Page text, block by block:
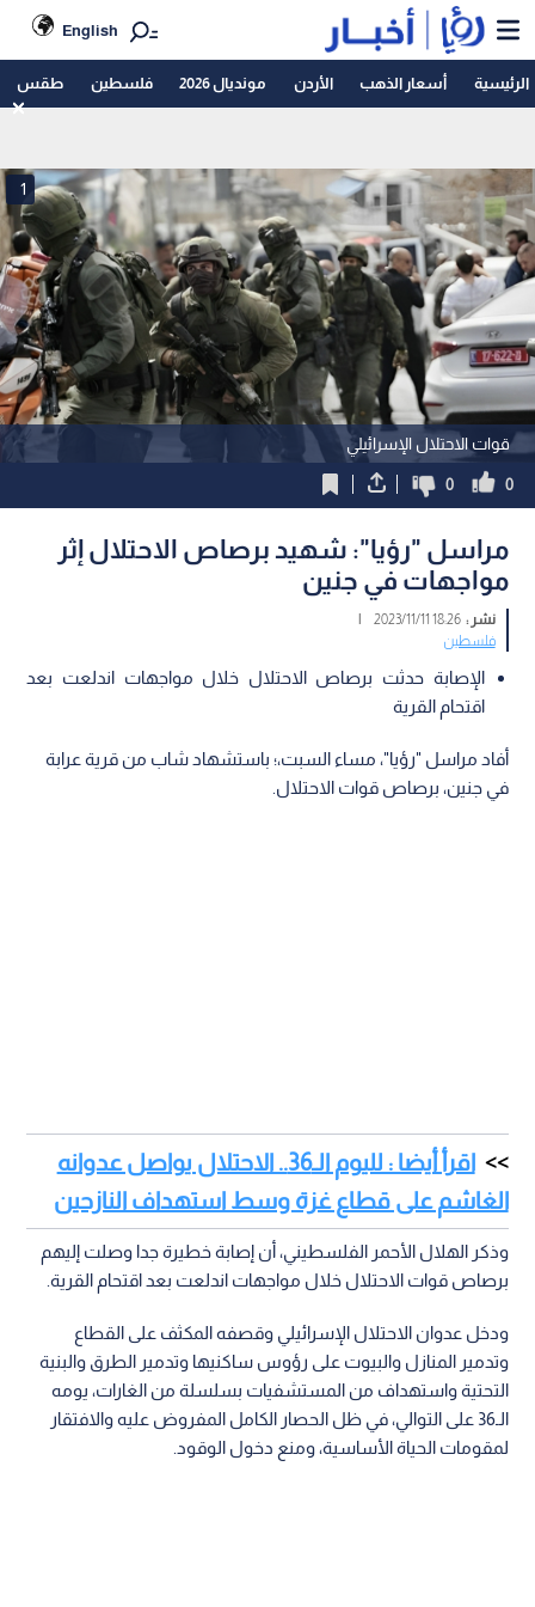
English
الرئيسية أسعار الذهب الأردن مونديال 2026 فلسطين طقس
قوات الاحتلال الإسرائيلي
1
0
0
مراسل "رؤيا": شهيد برصاص الاحتلال إثر
مواجهات في جنين
نشر :18:26 2023/11/11
|
فلسطين
الإصابة حدثت برصاص الاحتلال خلال مواجهات اندلعت بعد
اقتحام القرية
أفاد مراسل "رؤيا"، مساء السبت،؛ باستشهاد شاب من قرية عرابة
في جنين، برصاص قوات الاحتلال.
اقرأ أيضا : لليوم الـ36.. الاحتلال يواصل عدوانه
الغاشم على قطاع غزة وسط استهداف النازحين
وذكر الهلال الأحمر الفلسطيني، أن إصابة خطيرة جدا وصلت إليهم
برصاص قوات الاحتلال خلال مواجهات اندلعت بعد اقتحام القرية.
ودخل عدوان الاحتلال الإسرائيلي وقصفه المكثف على القطاع
وتدمير المنازل والبيوت على رؤوس ساكنيها وتدمير الطرق والبنية
التحتية واستهداف من المستشفيات بسلسلة من الغارات، يومه
الـ36 على التوالي، في ظل الحصار الكامل المفروض عليه والافتقار
لمقومات الحياة الأساسية، ومنع دخول الوقود.